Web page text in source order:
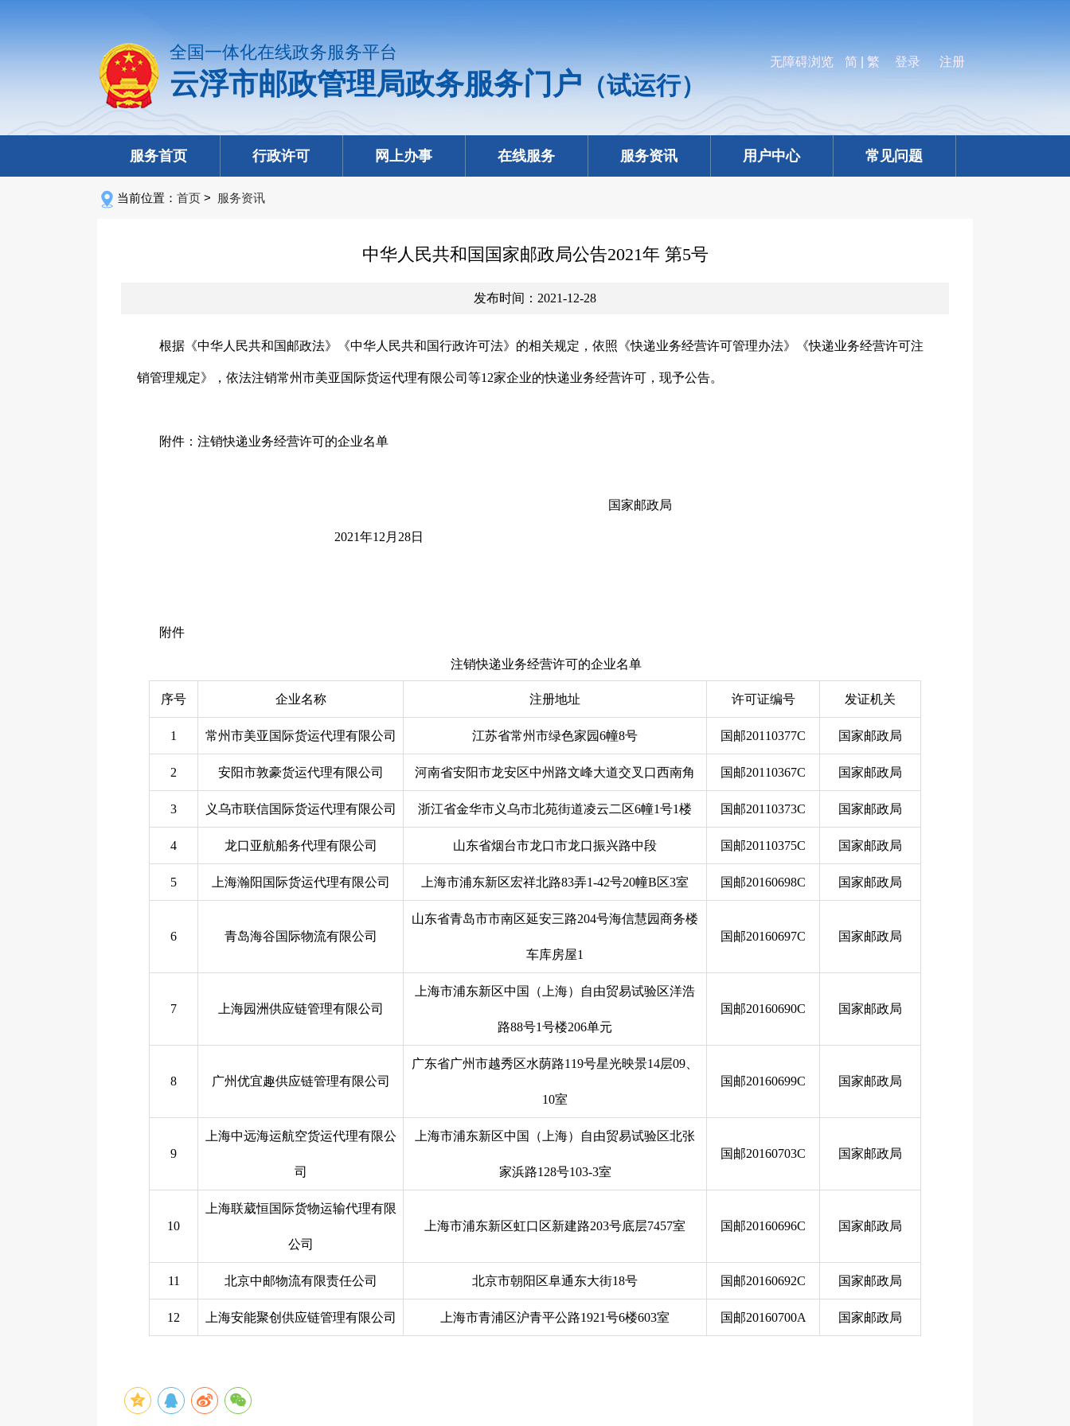
全国一体化在线政务服务平台
云浮市邮政管理局政务服务门户（试运行）
无障碍浏览 简 繁 登录 注册
服务首页 行政许可 网上办事 在线服务 服务资讯 用户中心 常见问题
当前位置： 首页 > 服务资讯
中华人民共和国国家邮政局公告2021年 第5号
发布时间：2021-12-28
根据《中华人民共和国邮政法》《中华人民共和国行政许可法》的相关规定，依照《快递业务经营许可管理办法》《快递业务经营许可注
销管理规定》，依法注销常州市美亚国际货运代理有限公司 等12家企业的快递业务经营许可，现予公告。
附件：注销快递业务经营许可的企业名单
国家邮政局
2021年12月28日
附件
注销快递业务经营许可的企业名单
序号 企业名称 注册地址 许可证编号 发证机关
1 常州市美亚国际货运代理有限公司 江苏省常州市绿色家园6幢8号 国邮20110377C 国家邮政局
2 安阳市敦豪货运代理有限公司 河南省安阳市龙安区中州路文峰大道交叉口西南角 国邮20110367C 国家邮政局
3 义乌市联信国际货运代理有限公司 浙江省金华市义乌市北苑街道凌云二区6幢1号1楼 国邮20110373C 国家邮政局
4 龙口亚航船务代理有限公司 山东省烟台市龙口市龙口振兴路中段 国邮20110375C 国家邮政局
5 上海瀚阳国际货运代理有限公司 上海市浦东新区宏祥北路83弄1-42号20幢B区3室 国邮20160698C 国家邮政局
6 青岛海谷国际物流有限公司
山东省青岛市市南区延安三路204号海信慧园商务楼
车库房屋1
国邮20160697C 国家邮政局
7 上海园洲供应链管理有限公司
上海市浦东新区中国（上海）自由贸易试验区洋浩
路88号1号楼206单元
国邮20160690C 国家邮政局
8 广州优宜趣供应链管理有限公司
广东省广州市越秀区水荫路119号星光映景14层09、
10室
国邮20160699C 国家邮政局
9
上海中远海运航空货运代理有限公
司
上海市浦东新区中国（上海）自由贸易试验区北张
家浜路128号103-3室
国邮20160703C 国家邮政局
10
上海联葳恒国际货物运输代理有限
公司
上海市浦东新区虹口区新建路203号底层7457室 国邮20160696C 国家邮政局
11 北京中邮物流有限责任公司 北京市朝阳区阜通东大街18号 国邮20160692C 国家邮政局
12 上海安能聚创供应链管理有限公司 上海市青浦区沪青平公路1921号6楼603室 国邮20160700A 国家邮政局